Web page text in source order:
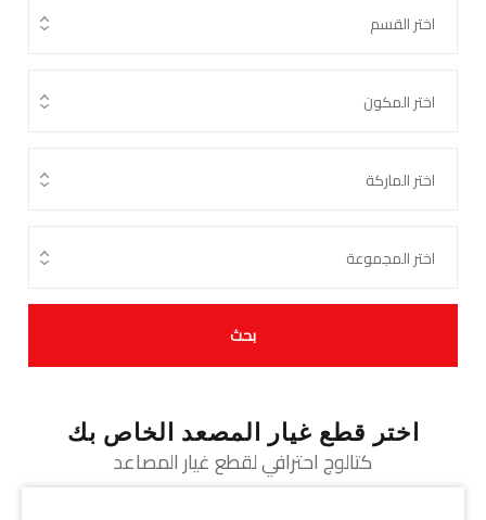
بحث
اختر قطع غيار المصعد الخاص بك
كتالوج احترافي لقطع غيار المصاعد